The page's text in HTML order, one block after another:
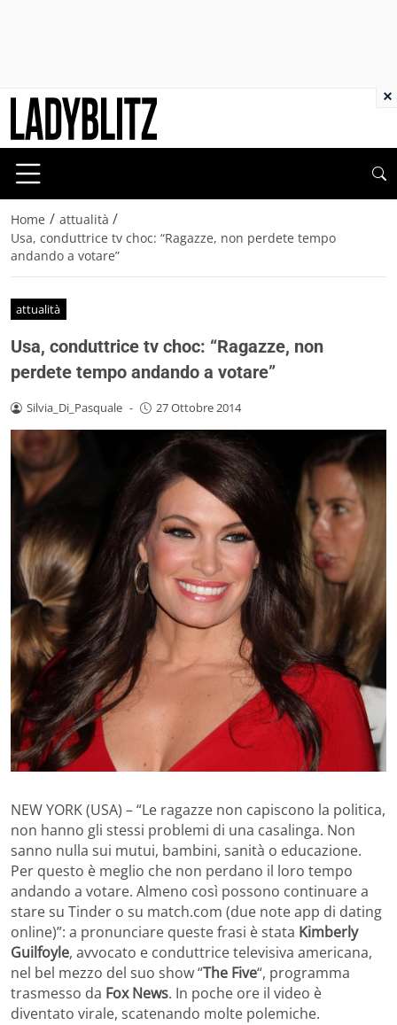
Home / attualità /
Usa, conduttrice tv choc: “Ragazze, non perdete tempo
andando a votare”
attualità
Usa, conduttrice tv choc: “Ragazze, non
perdete tempo andando a votare”
Silvia_Di_Pasquale - 27 Ottobre 2014
NEW YORK (USA) – “Le ragazze non capiscono la politica,
non hanno gli stessi problemi di una casalinga. Non
sanno nulla sui mutui, bambini, sanità o educazione.
Per questo è meglio che non perdano il loro tempo
andando a votare. Almeno così possono continuare a
stare su Tinder o su match.com (due note app di dating
online)”: a pronunciare queste frasi è stata Kimberly
Guilfoyle, avvocato e conduttrice televisiva americana,
nel bel mezzo del suo show “The Five“, programma
trasmesso da Fox News. In poche ore il video è
diventato virale, scatenando molte polemiche.
×